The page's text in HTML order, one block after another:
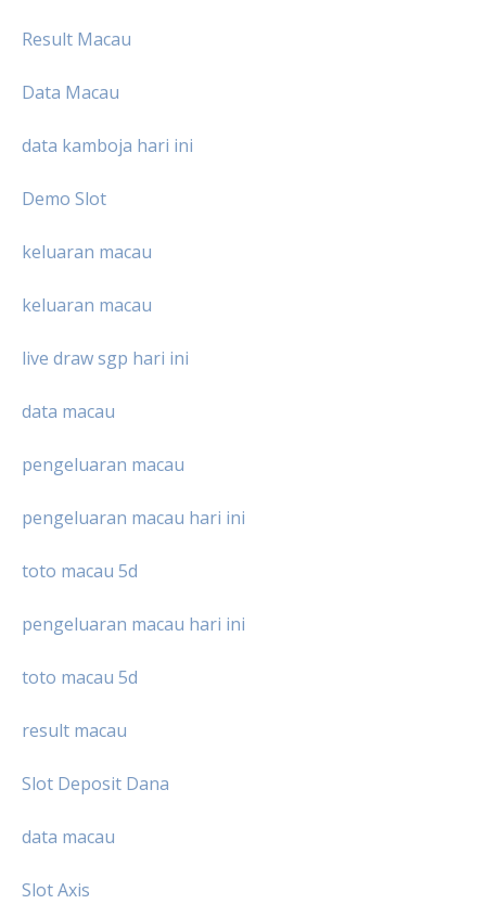
Result Macau
Data Macau
data kamboja hari ini
Demo Slot
keluaran macau
keluaran macau
live draw sgp hari ini
data macau
pengeluaran macau
pengeluaran macau hari ini
toto macau 5d
pengeluaran macau hari ini
toto macau 5d
result macau
Slot Deposit Dana
data macau
Slot Axis